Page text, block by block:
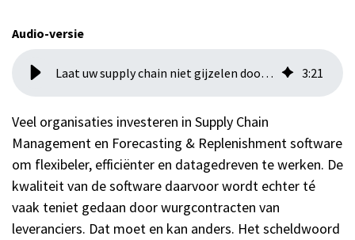
Audio-versie
Laat uw supply chain niet gijzelen door gesloten software 3:21
Veel organisaties investeren in Supply Chain
Management en Forecasting & Replenishment software
om flexibeler, efficiënter en datagedreven te werken. De
kwaliteit van de software daarvoor wordt echter té
vaak teniet gedaan door wurgcontracten van
leveranciers. Dat moet en kan anders. Het scheldwoord